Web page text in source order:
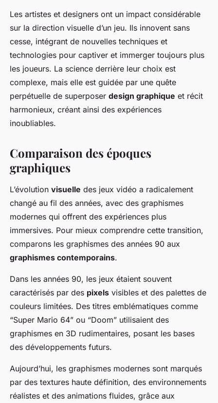
Les artistes et designers ont un impact considérable
sur la direction visuelle d’un jeu. Ils innovent sans
cesse, intégrant de nouvelles techniques et
technologies pour captiver et immerger toujours plus
les joueurs. La science derrière leur choix est
complexe, mais elle est guidée par une quête
perpétuelle de superposer design graphique et récit
harmonieux, créant ainsi des expériences
inoubliables.
Comparaison des époques
graphiques
L’évolution visuelle des jeux vidéo a radicalement
changé au fil des années, avec des graphismes
modernes qui offrent des expériences plus
immersives. Pour mieux comprendre cette transition,
comparons les graphismes des années 90 aux
graphismes contemporains.
Dans les années 90, les jeux étaient souvent
caractérisés par des pixels visibles et des palettes de
couleurs limitées. Des titres emblématiques comme
“Super Mario 64” ou “Doom” utilisaient des
graphismes en 3D rudimentaires, posant les bases
des développements futurs.
Aujourd’hui, les graphismes modernes sont marqués
par des textures haute définition, des environnements
réalistes et des animations fluides, grâce aux